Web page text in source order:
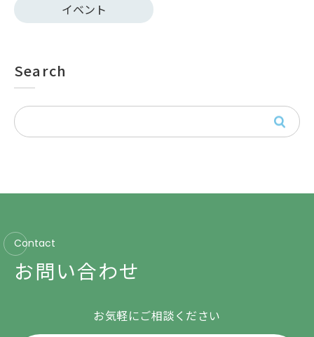
イベント
Search
Contact
お問い合わせ
お気軽にご相談ください